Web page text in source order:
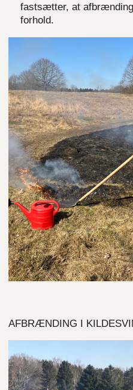
fastsætter, at
forhold.
AFBRÆNDING I